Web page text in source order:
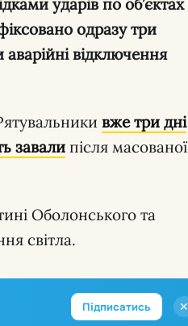
ударів по об’єктах
одразу три
відключення
вже три дні
завали після масованої
Оболонського та
світла.
✕
Підписатись